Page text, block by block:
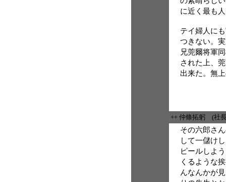
に近く最も
テイ婦人に
つきない。
兄莞爾将軍
された上、
出来た。無
++ 仲條拓躬 (社
その六郎さ
して一儲け
ピールしよ
くるような
んなんかが